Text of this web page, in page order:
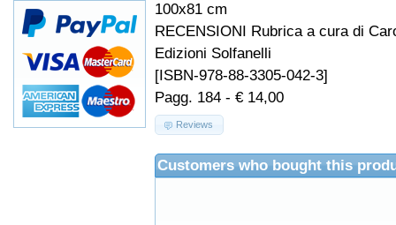
100x81 cm
RECENSIONI Rubrica a cura di
Edizioni Solfanelli
[ISBN-978-88-3305-042-3]
Pagg. 184 - € 14,00
Reviews
Customers who bought this